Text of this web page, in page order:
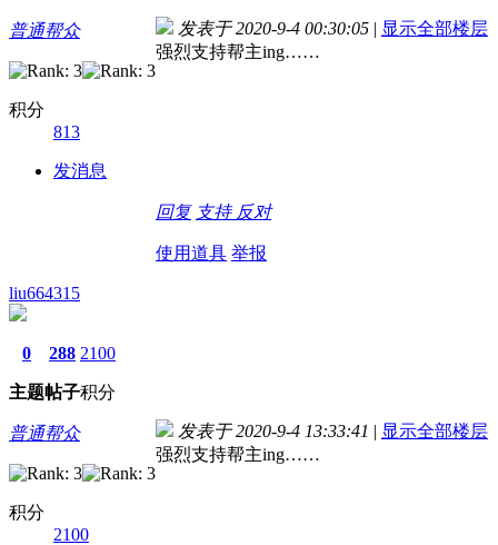
普通帮众
积分
813
发消息
发表于 2020-9-4 00:30:05 | 显示全部楼层
强烈支持帮主ing……
回复 支持 反对
使用道具 举报
liu664315
0
主题
288
帖子
2100
积分
普通帮众
积分
2100
发表于 2020-9-4 13:33:41 | 显示全部楼层
强烈支持帮主ing……